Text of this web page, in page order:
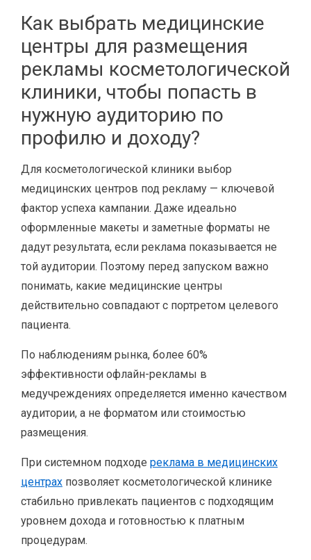
Как выбрать медицинские
центры для размещения
рекламы косметологической
клиники, чтобы попасть в
нужную аудиторию по
профилю и доходу?
Для косметологической клиники выбор
медицинских центров под рекламу — ключевой
фактор успеха кампании. Даже идеально
оформленные макеты и заметные форматы не
дадут результата, если реклама показывается не
той аудитории. Поэтому перед запуском важно
понимать, какие медицинские центры
действительно совпадают с портретом целевого
пациента.
По наблюдениям рынка, более 60%
эффективности офлайн-рекламы в
медучреждениях определяется именно качеством
аудитории, а не форматом или стоимостью
размещения.
При системном подходе реклама в медицинских
центрах позволяет косметологической клинике
стабильно привлекать пациентов с подходящим
уровнем дохода и готовностью к платным
процедурам.